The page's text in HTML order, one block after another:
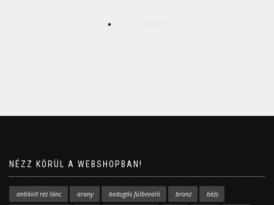
NÉZZ KÖRÜL A WEBSHOPBAN!
antikolt réz lánc arany bedugós fülbevaló bronz bézs